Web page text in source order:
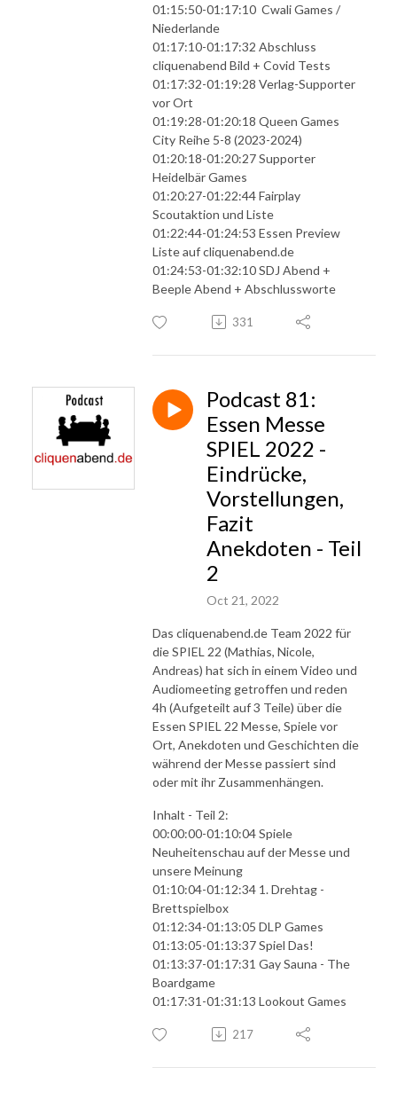
01:15:50-01:17:10 Cwali Games /
Niederlande
01:17:10-01:17:32 Abschluss
cliquenabend Bild + Covid Tests
01:17:32-01:19:28 Verlag-Supporter
vor Ort
01:19:28-01:20:18 Queen Games
City Reihe 5-8 (2023-2024)
01:20:18-01:20:27 Supporter
Heidelbär Games
01:20:27-01:22:44 Fairplay
Scoutaktion und Liste
01:22:44-01:24:53 Essen Preview
Liste auf cliquenabend.de
01:24:53-01:32:10 SDJ Abend +
Beeple Abend + Abschlussworte
331
Podcast 81:
Essen Messe
SPIEL 2022 -
Eindrücke,
Vorstellungen,
Fazit
Anekdoten - Teil
2
Oct 21, 2022
Das cliquenabend.de Team 2022 für
die SPIEL 22 (Mathias, Nicole,
Andreas) hat sich in einem Video und
Audiomeeting getroffen und reden
4h (Aufgeteilt auf 3 Teile) über die
Essen SPIEL 22 Messe, Spiele vor
Ort, Anekdoten und Geschichten die
während der Messe passiert sind
oder mit ihr Zusammenhängen.
Inhalt - Teil 2:
00:00:00-01:10:04 Spiele
Neuheitenschau auf der Messe und
unsere Meinung
01:10:04-01:12:34 1. Drehtag -
Brettspielbox
01:12:34-01:13:05 DLP Games
01:13:05-01:13:37 Spiel Das!
01:13:37-01:17:31 Gay Sauna - The
Boardgame
01:17:31-01:31:13 Lookout Games
217